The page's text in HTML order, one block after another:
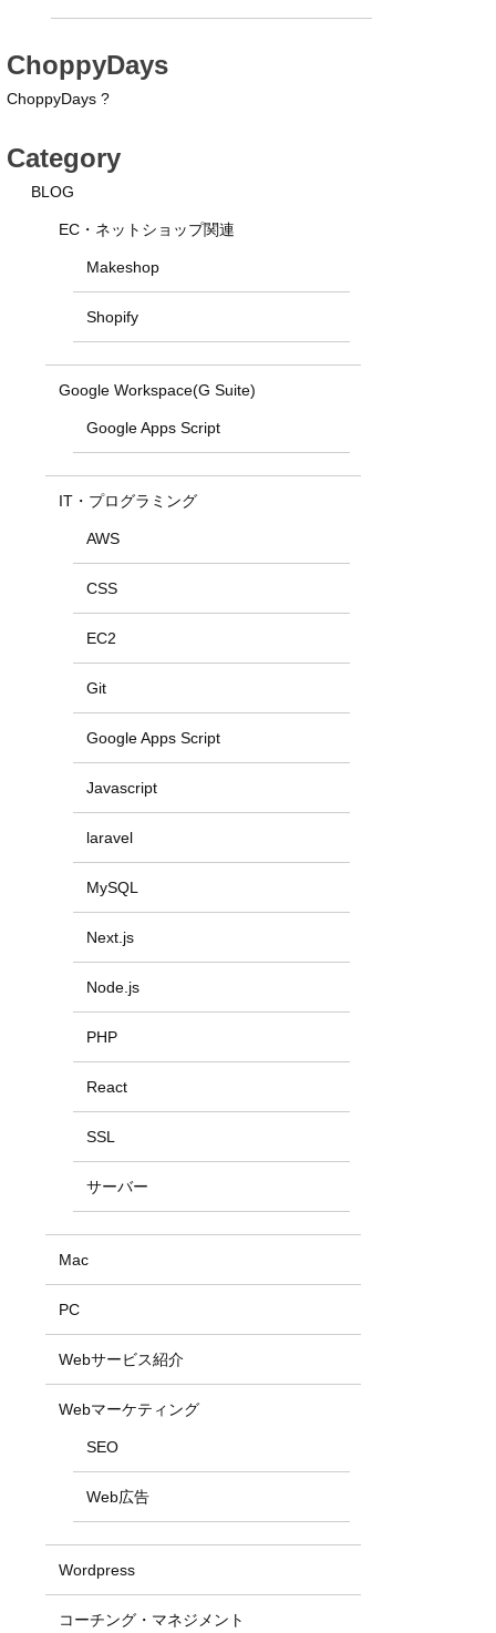
ChoppyDays
ChoppyDays ?
Category
BLOG
EC・ネットショップ関連
Makeshop
Shopify
Google Workspace(G Suite)
Google Apps Script
IT・プログラミング
AWS
CSS
EC2
Git
Google Apps Script
Javascript
laravel
MySQL
Next.js
Node.js
PHP
React
SSL
サーバー
Mac
PC
Webサービス紹介
Webマーケティング
SEO
Web広告
Wordpress
コーチング・マネジメント